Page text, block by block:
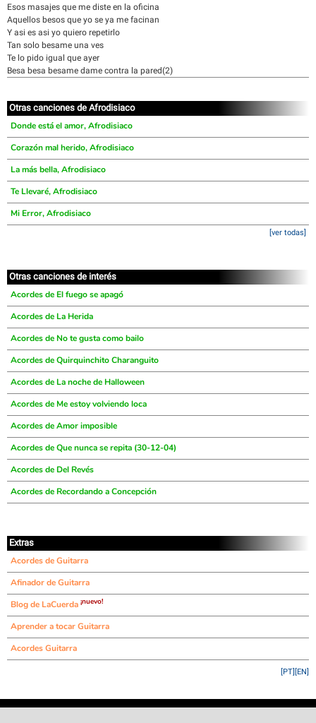
Esos masajes que me diste en la oficina
Aquellos besos que yo se ya me facinan
Y asi es asi yo quiero repetirlo
Tan solo besame una ves
Te lo pido igual que ayer
Besa besa besame dame contra la pared(2)
Otras canciones de Afrodisiaco
Donde está el amor, Afrodisiaco
Corazón mal herido, Afrodisiaco
La más bella, Afrodisiaco
Te Llevaré, Afrodisiaco
Mi Error, Afrodisiaco
[ver todas]
Otras canciones de interés
Acordes de El fuego se apagó
Acordes de La Herida
Acordes de No te gusta como bailo
Acordes de Quirquinchito Charanguito
Acordes de La noche de Halloween
Acordes de Me estoy volviendo loca
Acordes de Amor imposible
Acordes de Que nunca se repita (30-12-04)
Acordes de Del Revés
Acordes de Recordando a Concepción
Extras
Acordes de Guitarra
Afinador de Guitarra
Blog de LaCuerda ¡nuevo!
Aprender a tocar Guitarra
Acordes Guitarra
[EN]
[PT]